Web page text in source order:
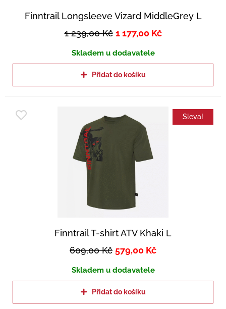
Finntrail Longsleeve Vizard MiddleGrey L
1 239,00Kč 1 177,00 Kč
Skladem u dodavatele
Přidat do košíku
Sleva!
Finntrail T-shirt ATV Khaki L
609,00Kč 579,00 Kč
Skladem u dodavatele
Přidat do košíku